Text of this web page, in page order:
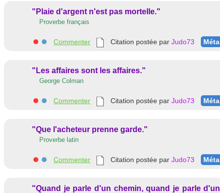
"Plaie d'argent n'est pas mortelle."
Proverbe français
Commenter Citation postée par Judo73 Méta
"Les affaires sont les affaires."
George Colman
Commenter Citation postée par Judo73 Méta
"Que l'acheteur prenne garde."
Proverbe latin
Commenter Citation postée par Judo73 Méta
"Quand je parle d'un chemin, quand je parle